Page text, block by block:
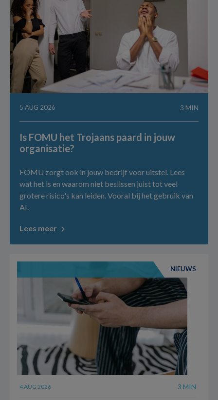
5 AUG 2026 3 MIN
Is FOMU het Trojaans paard in jouw
organisatie?
FOMU zorgt ook in jouw bedrijf voor uitstel. Lees
wat het is en waarom niet beslissen juist tot veel
grotere risico's kan leiden. Vooral bij het gebruik van
AI.
Lees meer
NIEUWS
4 AUG 2026 3 MIN